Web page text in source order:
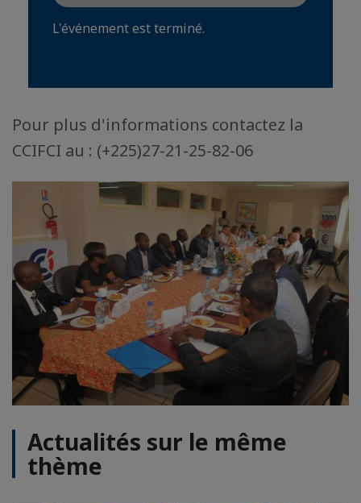
L'événement est terminé.
Pour plus d'informations contactez la
CCIFCI au : (+225)27-21-25-82-06
Actualités sur le même
thème